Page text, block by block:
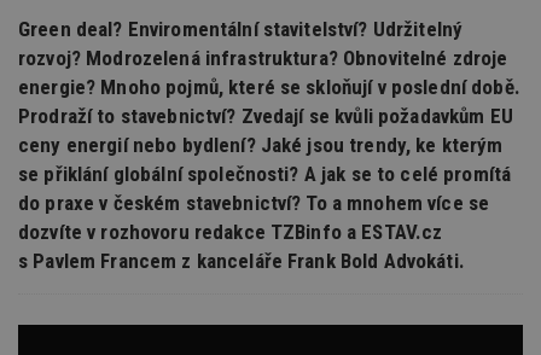
Green deal? Enviromentální stavitelství? Udržitelný
rozvoj? Modrozelená infrastruktura? Obnovitelné zdroje
energie? Mnoho pojmů, které se skloňují v poslední době.
Prodraží to stavebnictví? Zvedají se kvůli požadavkům EU
ceny energií nebo bydlení? Jaké jsou trendy, ke kterým
se přiklání globální společnosti? A jak se to celé promítá
do praxe v českém stavebnictví? To a mnohem více se
dozvíte v rozhovoru redakce TZBinfo a ESTAV.cz
s Pavlem Francem z kanceláře Frank Bold Advokáti.